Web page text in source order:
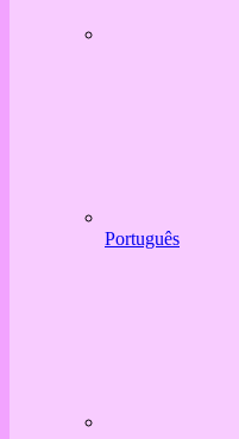
Português